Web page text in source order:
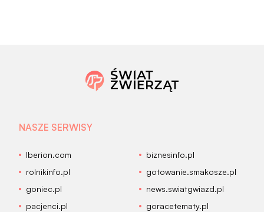
NASZE SERWISY
Iberion.com
biznesinfo.pl
rolnikinfo.pl
gotowanie.smakosze.pl
goniec.pl
news.swiatgwiazd.pl
pacjenci.pl
goracetematy.pl